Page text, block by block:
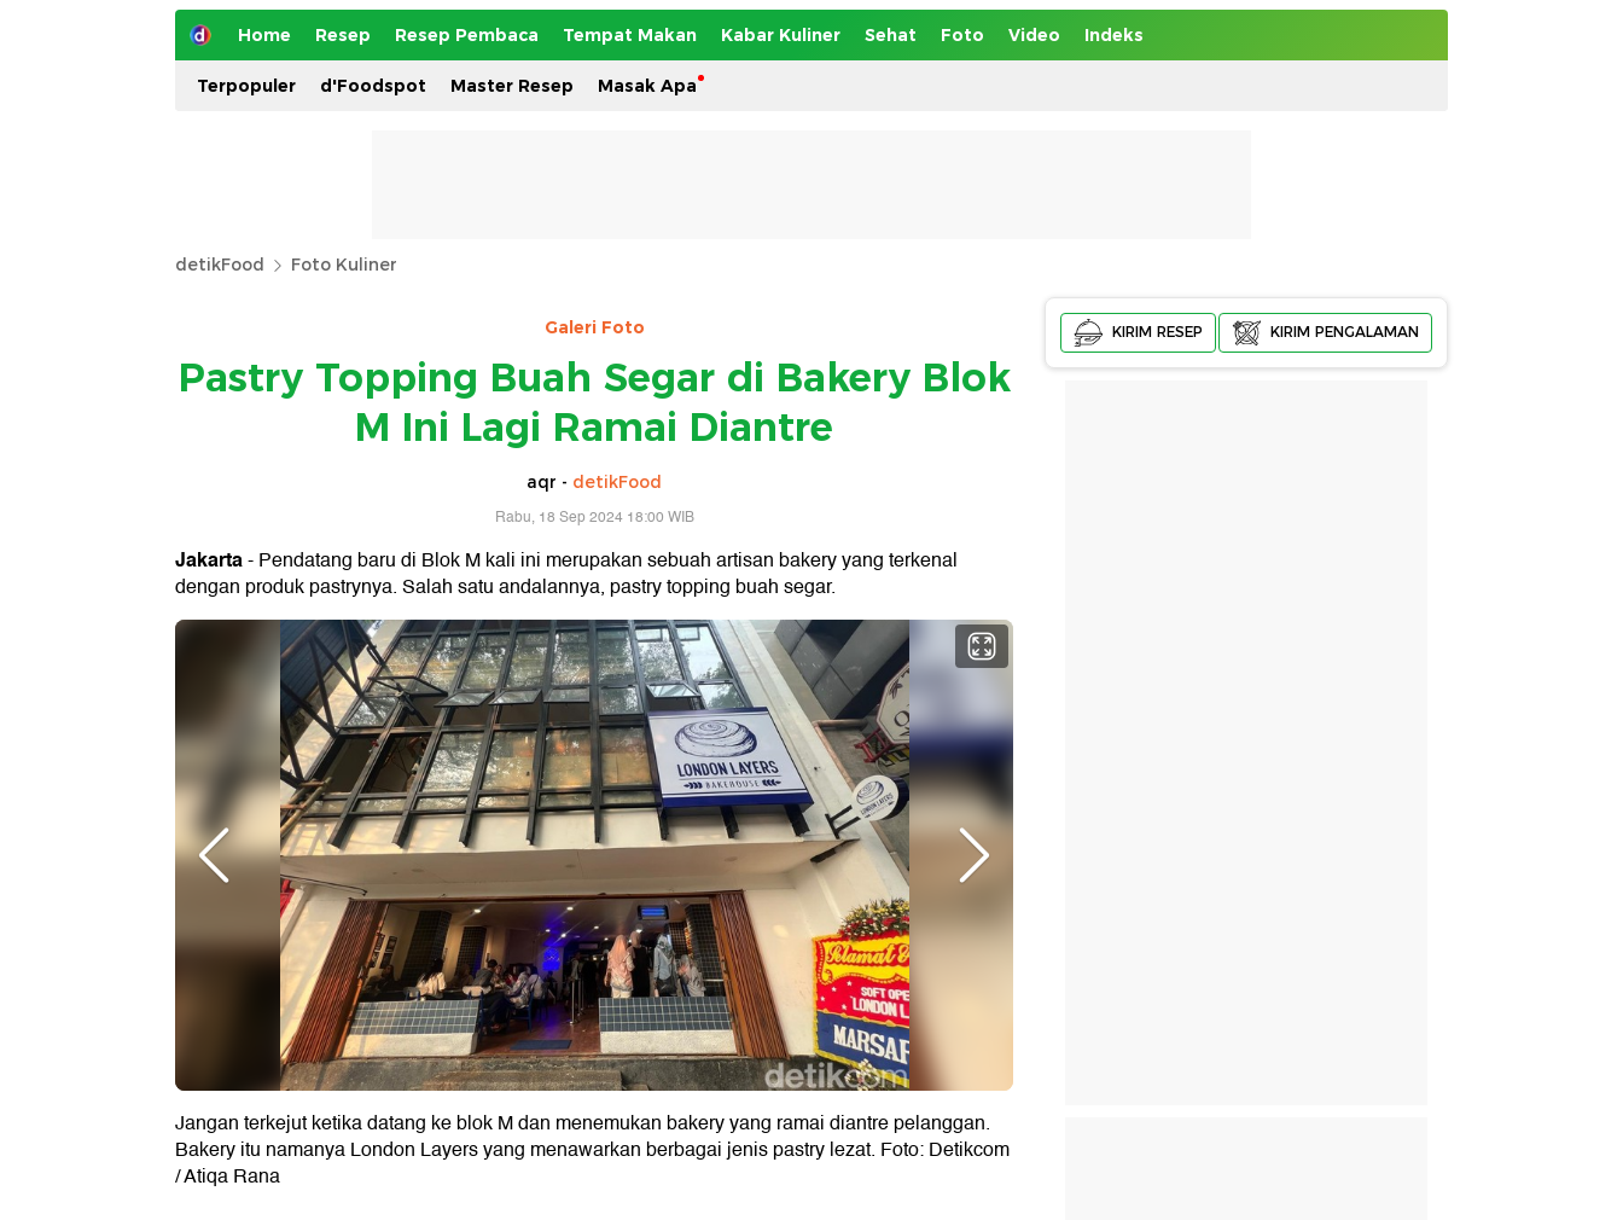
Home Resep Resep Pembaca Tempat Makan Kabar Kuliner Sehat Foto Video Indeks
Terpopuler d'Foodspot Master Resep Masak Apa
detikFood Foto Kuliner
Galeri Foto
Pastry Topping Buah Segar di Bakery Blok
M Ini Lagi Ramai Diantre
aqr - detikFood
Rabu, 18 Sep 2024 18:00 WIB
Jakarta- Pendatang baru di Blok M kali ini merupakan sebuah artisan bakery yang terkenal
dengan produk pastrynya. Salah satu andalannya, pastry topping buah segar.
Jangan terkejut ketika datang ke blok M dan menemukan bakery yang ramai diantre pelanggan.
Bakery itu namanya London Layers yang menawarkan berbagai jenis pastry lezat. Foto: Detikcom
/ Atiqa Rana
KIRIM RESEP KIRIM PENGALAMAN